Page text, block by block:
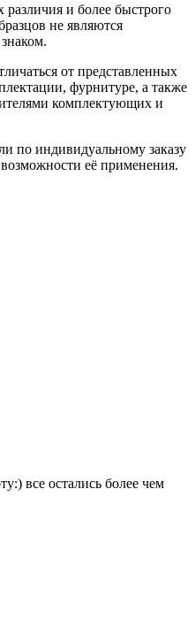
и более быстрого
не являются
от представленных
фурнитуре, а также
комплектующих и
по индивидуальному заказу
её применения.
все остались более чем